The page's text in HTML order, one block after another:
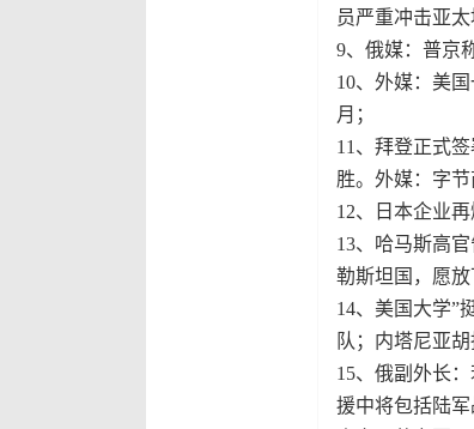
员严重冲击亚太
9、俄媒：普京
10、外媒：美
月；
11、拜登正式
胜。外媒：字
12、日本企业
13、哈马斯高
勒斯坦国，愿
14、美国大学”
队；内塔尼亚
15、俄副外长
援中将包括陆